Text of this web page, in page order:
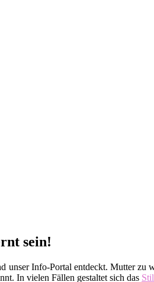
sein!
unser Info-Portal entdeckt. Mutter zu
In vielen Fällen gestaltet sich das